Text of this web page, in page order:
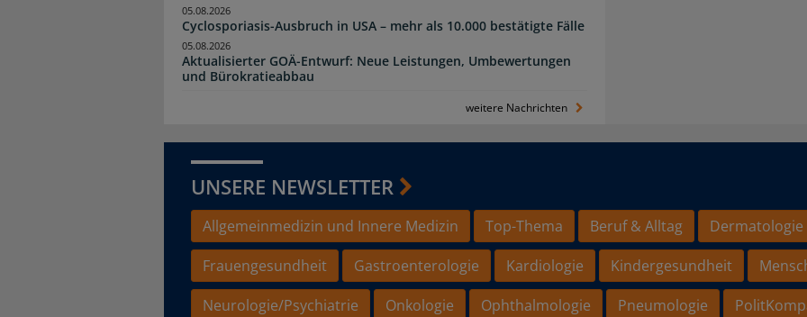
Cyclosporiasis-Ausbruch in USA – mehr als 10.000 bestätigte Fälle
05.08.2026
Aktualisierter GOÄ-Entwurf: Neue Leistungen, Umbewertungen
und Bürokratieabbau
05.08.2026
weitere Nachrichten
UNSERE NEWSLETTER
Allgemeinmedizin und Innere Medizin Top-Thema Beruf & Alltag
Dermatologie
Frauengesundheit
Gastroenterologie Kardiologie Kindergesundheit
Neurologie/Psychiatrie
Onkologie Ophthalmologie Pneumologie